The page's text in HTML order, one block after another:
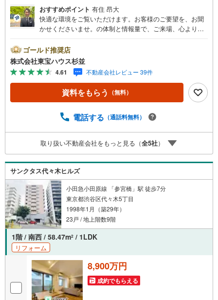
おすすめポイント 有住 昂大
快適な環境をご覧いただけます。お客様のご要望を、お聞
かせくださいませ。の体制と情報量で、ご来場、心よりお
「未来カレンダー」のご提案。・ 未来に起こるであろうご
自宅リフォームをオンライン上でご提案「ミラカレクラ
ブ」。・ 不動産売却時、ご自宅を綺麗にかつ瀟洒にさせる
CG加工ホームステイジングサービス。・ 購入者様へ、税
理士による確定申告の無料セミナーをご招待いたします。
◆ご予約に際して◆日時のご希望をお伝えください。（も
（居住中物件）の手配が必要な場合がございますのでご容
案内が可能となりますのでお手数ですがご一報ください。
◆物件のご案内は◆弊社へのご来社、お客様宅へのお迎
え・最寄駅での待ち合わせ、物件周辺のコンビニ等でお待
ち合わせなど、ご希望をお伝えください。ご希望条件をお
伝え頂けましたら、ご見学希望物件以外の資料も用意して
参ります。もちろん他の物件も併せてご案内させていただ
きます。
ゴールド推奨店
株式会社東宝ハウス杉並
4.61 不動産会社レビュー 39件
資料をもらう （無料）
電話する （通話料無料）
取り扱い不動産会社をもっと見る（全5社）
サンクタス代々木ヒルズ
小田急小田原線 「参宮橋」駅 徒歩7分
東京都渋谷区代々木5丁目
1998年1月（築29年）
23戸 / 地上階数9階
1階 / 南西 / 58.47m2 / 1LDK
リフォーム
8,900万円
成約でもらえる